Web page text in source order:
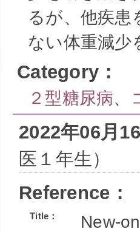
るが、他疾患
ない体重減少
Category：
２型糖尿病、
2022年06月
医１年生）
Reference：
Title：
New-